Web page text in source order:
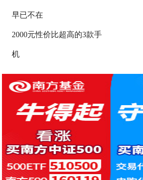
早已不在
2000元性价比超高的3款手
机